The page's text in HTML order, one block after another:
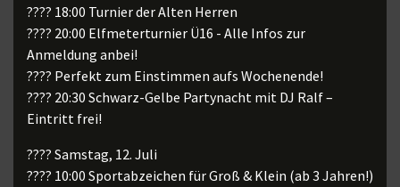
???? 18:00 Turnier der Alten Herren
???? 20:00 Elfmeterturnier Ü16 - Alle Infos zur
Anmeldung anbei!
???? Perfekt zum Einstimmen aufs Wochenende!
???? 20:30 Schwarz-Gelbe Partynacht mit DJ Ralf –
Eintritt frei!
???? Samstag, 12. Juli
???? 10:00 Sportabzeichen für Groß & Klein (ab 3 Jahren!)